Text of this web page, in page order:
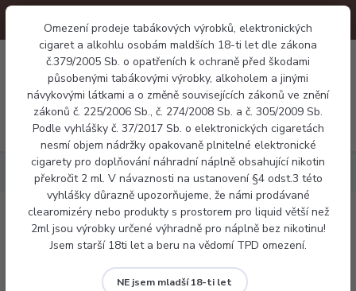
Omezení prodeje tabákových výrobků, elektronických
cigaret a alkohlu osobám maldších 18-ti let dle zákona
č.379/2005 Sb. o opatřeních k ochraně před škodami
působenými tabákovými výrobky, alkoholem a jinými
návykovými látkami a o změně souvisejících zákonů ve znění
zákonů č. 225/2006 Sb., č. 274/2008 Sb. a č. 305/2009 Sb.
Podle vyhlášky č. 37/2017 Sb. o elektronických cigaretách
nesmí objem nádržky opakovaně plnitelné elektronické
cigarety pro doplňování náhradní náplně obsahující nikotin
překročit 2 ml. V návaznosti na ustanovení §4 odst.3 této
vyhlášky důrazně upozorňujeme, že námi prodávané
clearomizéry nebo produkty s prostorem pro liquid větší než
2ml jsou výrobky určené výhradně pro náplně bez nikotinu!
Jsem starší 18ti let a beru na vědomí TPD omezení.
NE jsem mladší 18-ti let
Menu
0 Kč
Náplně Ovocné E-liquid Dekang Blueberry 10ml
E-liquid Dekang Blueberry 10ml